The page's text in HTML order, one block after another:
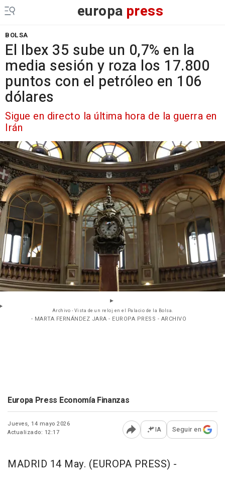
europa press
BOLSA
El Ibex 35 sube un 0,7% en la
media sesión y roza los 17.800
puntos con el petróleo en 106
dólares
Sigue en directo la última hora de la guerra en
Irán
Archivo - Vista de un reloj en el Palacio de la Bolsa.
- MARTA FERNÁNDEZ JARA - EUROPA PRESS - ARCHIVO
Europa Press Economía Finanzas
Jueves, 14 mayo 2026
Actualizado: 12:17
Abrir opciones para
IA Seguir en
MADRID 14 May. (EUROPA PRESS) -